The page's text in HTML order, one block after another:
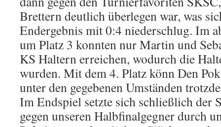
Brettern deutlich überlegen war, was
Endergebnis mit 0:4 niederschlug. Im
um Platz 3 konnten nur Martin und
KS Haltern erreichen, wodurch die
wurden. Mit dem 4. Platz könn Den
unter den gegebenen Umständen
Im Endspiel setzte sich schließlich der
gegen unseren Halbfinalgegner durch